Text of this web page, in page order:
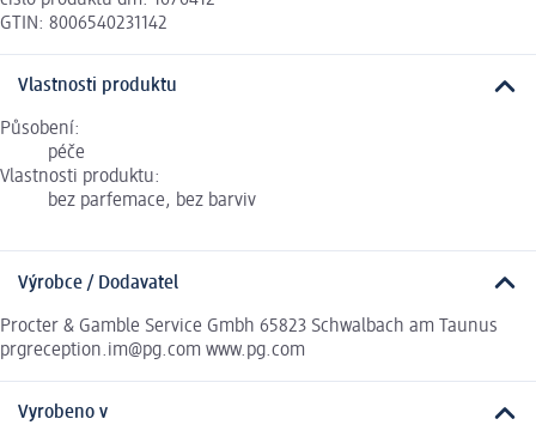
GTIN: 8006540231142
Vlastnosti produktu
Působení:
péče
Vlastnosti produktu:
bez parfemace, bez barviv
Výrobce / Dodavatel
Procter & Gamble Service Gmbh 65823 Schwalbach am Taunus
prgreception.im@pg.com www.pg.com
Vyrobeno v